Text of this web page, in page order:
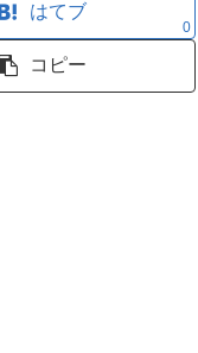
はてブ
0
コピー